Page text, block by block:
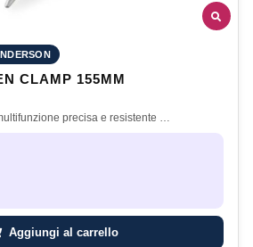
CLAMP 155MM
precisa e resistente …
Aggiungi al carrello